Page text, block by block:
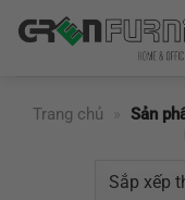
đến
Trang chủ
» Sản